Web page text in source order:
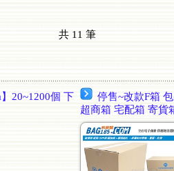
共11 筆
20~1200個 下
停售~改款F箱
超商箱 宅配箱 寄貨